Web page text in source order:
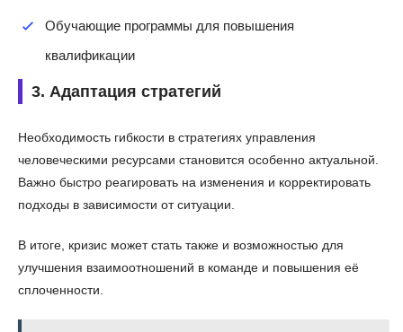
Обучающие программы для повышения
квалификации
3. Адаптация стратегий
Необходимость гибкости в стратегиях управления
человеческими ресурсами становится особенно актуальной.
Важно быстро реагировать на изменения и корректировать
подходы в зависимости от ситуации.
В итоге, кризис может стать также и возможностью для
улучшения взаимоотношений в команде и повышения её
сплоченности.